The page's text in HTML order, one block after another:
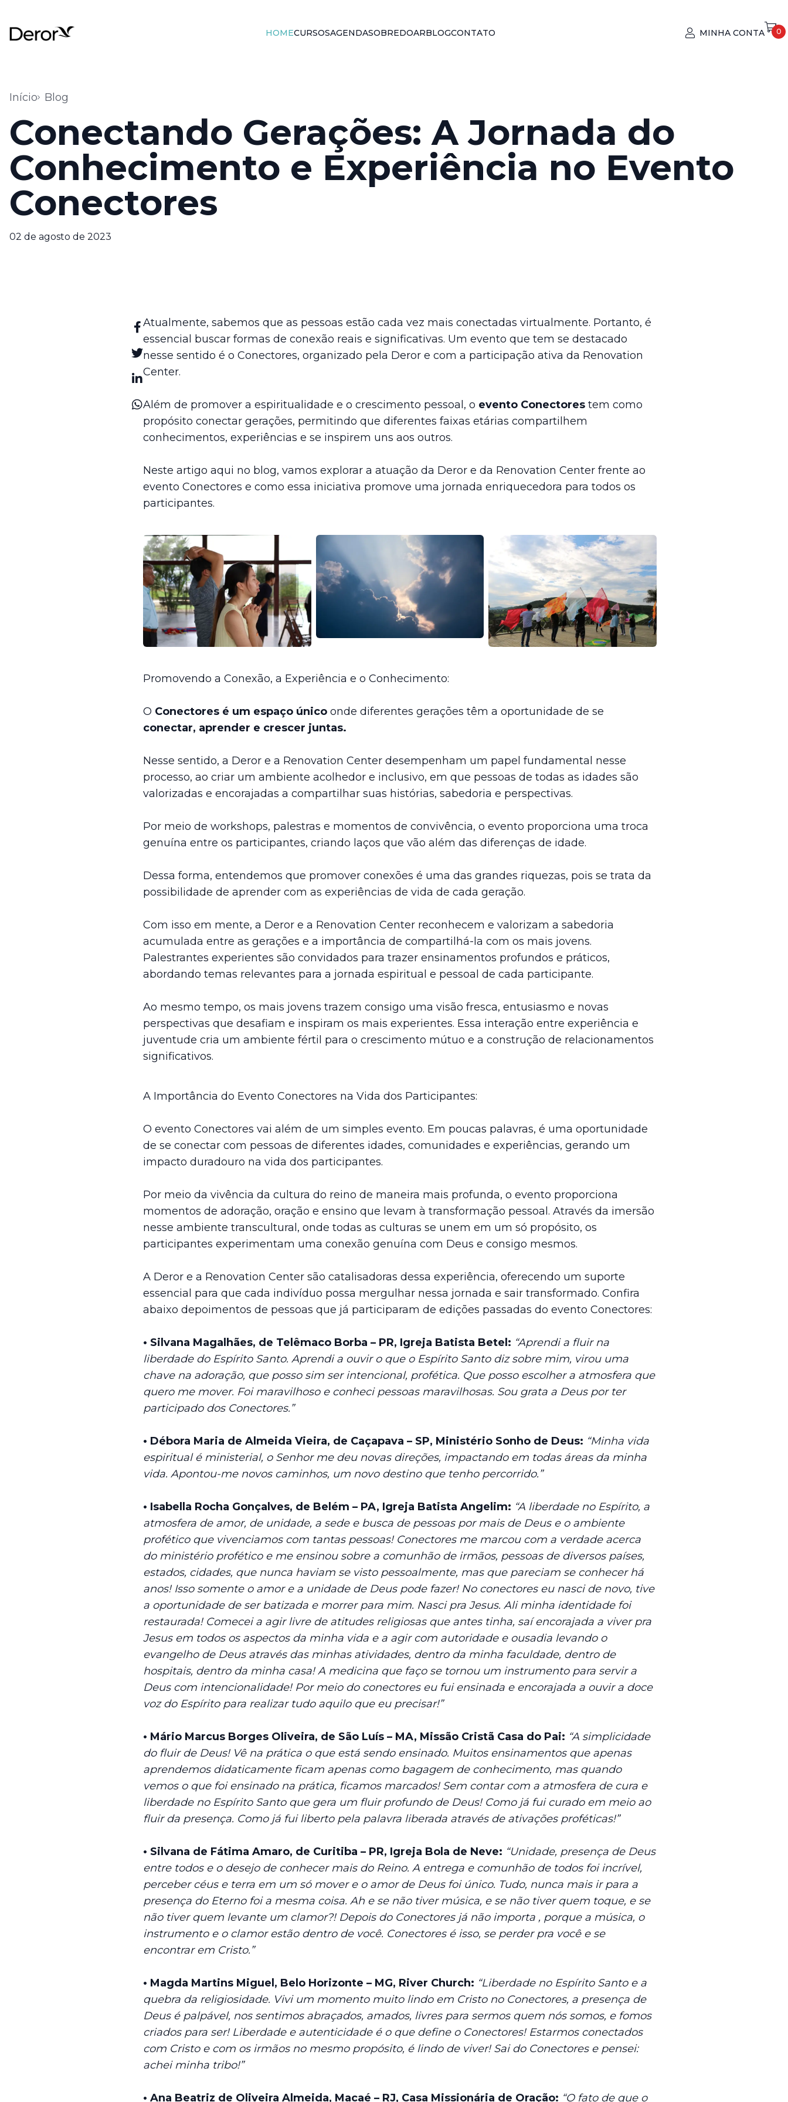
HOMECURSOSAGENDASOBREDOARBLOGCONTATO MINHA CONTA 0
Início Blog
Conectando Gerações: A Jornada do
Conhecimento e Experiência no Evento
Conectores
02 de agosto de 2023
Atualmente, sabemos que as pessoas estão cada vez mais conectadas virtualmente. Portanto, é
essencial buscar formas de conexão reais e significativas. Um evento que tem se destacado
nesse sentido é o Conectores, organizado pela Deror e com a participação ativa da Renovation
Center.
Além de promover a espiritualidade e o crescimento pessoal, o evento Conectores tem como
propósito conectar gerações, permitindo que diferentes faixas etárias compartilhem
conhecimentos, experiências e se inspirem uns aos outros.
Neste artigo aqui no blog, vamos explorar a atuação da Deror e da Renovation Center frente ao
evento Conectores e como essa iniciativa promove uma jornada enriquecedora para todos os
participantes.
Promovendo a Conexão, a Experiência e o Conhecimento:
O Conectores é um espaço único onde diferentes gerações têm a oportunidade de se
conectar, aprender e crescer juntas.
Nesse sentido, a Deror e a Renovation Center desempenham um papel fundamental nesse
processo, ao criar um ambiente acolhedor e inclusivo, em que pessoas de todas as idades são
valorizadas e encorajadas a compartilhar suas histórias, sabedoria e perspectivas.
Por meio de workshops, palestras e momentos de convivência, o evento proporciona uma troca
genuína entre os participantes, criando laços que vão além das diferenças de idade.
Dessa forma, entendemos que promover conexões é uma das grandes riquezas, pois se trata da
possibilidade de aprender com as experiências de vida de cada geração.
Com isso em mente, a Deror e a Renovation Center reconhecem e valorizam a sabedoria
acumulada entre as gerações e a importância de compartilhá-la com os mais jovens.
Palestrantes experientes são convidados para trazer ensinamentos profundos e práticos,
abordando temas relevantes para a jornada espiritual e pessoal de cada participante.
Ao mesmo tempo, os mais jovens trazem consigo uma visão fresca, entusiasmo e novas
perspectivas que desafiam e inspiram os mais experientes. Essa interação entre experiência e
juventude cria um ambiente fértil para o crescimento mútuo e a construção de relacionamentos
significativos.
A Importância do Evento Conectores na Vida dos Participantes:
O evento Conectores vai além de um simples evento. Em poucas palavras, é uma oportunidade
de se conectar com pessoas de diferentes idades, comunidades e experiências, gerando um
impacto duradouro na vida dos participantes.
Por meio da vivência da cultura do reino de maneira mais profunda, o evento proporciona
momentos de adoração, oração e ensino que levam à transformação pessoal. Através da imersão
nesse ambiente transcultural, onde todas as culturas se unem em um só propósito, os
participantes experimentam uma conexão genuína com Deus e consigo mesmos.
A Deror e a Renovation Center são catalisadoras dessa experiência, oferecendo um suporte
essencial para que cada indivíduo possa mergulhar nessa jornada e sair transformado. Confira
abaixo depoimentos de pessoas que já participaram de edições passadas do evento Conectores:
• Silvana Magalhães, de Telêmaco Borba – PR, Igreja Batista Betel: “Aprendi a fluir na
liberdade do Espírito Santo. Aprendi a ouvir o que o Espírito Santo diz sobre mim, virou uma
chave na adoração, que posso sim ser intencional, profética. Que posso escolher a atmosfera que
quero me mover. Foi maravilhoso e conheci pessoas maravilhosas. Sou grata a Deus por ter
participado dos Conectores.”
• Débora Maria de Almeida Vieira, de Caçapava – SP, Ministério Sonho de Deus: “Minha vida
espiritual é ministerial, o Senhor me deu novas direções, impactando em todas áreas da minha
vida. Apontou-me novos caminhos, um novo destino que tenho percorrido.”
• Isabella Rocha Gonçalves, de Belém – PA, Igreja Batista Angelim: “A liberdade no Espírito, a
atmosfera de amor, de unidade, a sede e busca de pessoas por mais de Deus e o ambiente
profético que vivenciamos com tantas pessoas! Conectores me marcou com a verdade acerca
do ministério profético e me ensinou sobre a comunhão de irmãos, pessoas de diversos países,
estados, cidades, que nunca haviam se visto pessoalmente, mas que pareciam se conhecer há
anos! Isso somente o amor e a unidade de Deus pode fazer! No conectores eu nasci de novo, tive
a oportunidade de ser batizada e morrer para mim. Nasci pra Jesus. Ali minha identidade foi
restaurada! Comecei a agir livre de atitudes religiosas que antes tinha, saí encorajada a viver pra
Jesus em todos os aspectos da minha vida e a agir com autoridade e ousadia levando o
evangelho de Deus através das minhas atividades, dentro da minha faculdade, dentro de
hospitais, dentro da minha casa! A medicina que faço se tornou um instrumento para servir a
Deus com intencionalidade! Por meio do conectores eu fui ensinada e encorajada a ouvir a doce
voz do Espírito para realizar tudo aquilo que eu precisar!”
• Mário Marcus Borges Oliveira, de São Luís – MA, Missão Cristã Casa do Pai: “A simplicidade
do fluir de Deus! Vê na prática o que está sendo ensinado. Muitos ensinamentos que apenas
aprendemos didaticamente ficam apenas como bagagem de conhecimento, mas quando
vemos o que foi ensinado na prática, ficamos marcados! Sem contar com a atmosfera de cura e
liberdade no Espírito Santo que gera um fluir profundo de Deus! Como já fui curado em meio ao
fluir da presença. Como já fui liberto pela palavra liberada através de ativações proféticas!”
• Silvana de Fátima Amaro, de Curitiba – PR, Igreja Bola de Neve: “Unidade, presença de Deus
entre todos e o desejo de conhecer mais do Reino. A entrega e comunhão de todos foi incrível,
perceber céus e terra em um só mover e o amor de Deus foi único. Tudo, nunca mais ir para a
presença do Eterno foi a mesma coisa. Ah e se não tiver música, e se não tiver quem toque, e se
não tiver quem levante um clamor?! Depois do Conectores já não importa , porque a música, o
instrumento e o clamor estão dentro de você. Conectores é isso, se perder pra você e se
encontrar em Cristo.”
• Magda Martins Miguel, Belo Horizonte – MG, River Church: “Liberdade no Espírito Santo e a
quebra da religiosidade. Vivi um momento muito lindo em Cristo no Conectores, a presença de
Deus é palpável, nos sentimos abraçados, amados, livres para sermos quem nós somos, e fomos
criados para ser! Liberdade e autenticidade é o que define o Conectores! Estarmos conectados
com Cristo e com os irmãos no mesmo propósito, é lindo de viver! Sai do Conectores e pensei:
achei minha tribo!”
• Ana Beatriz de Oliveira Almeida, Macaé – RJ, Casa Missionária de Oração: “O fato de que o